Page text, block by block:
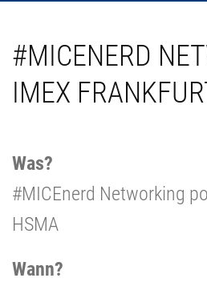
#MICENERD
IMEX
Was?
#MICEnerd Networking
HSMA
Wann?